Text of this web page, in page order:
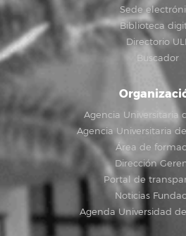
Sede
Biblioteca
Directorio
Buscador
Agencia Universitaria
Agencia Universitaria
Área de
Dirección
Portal de
Noticias
Agenda Universidad